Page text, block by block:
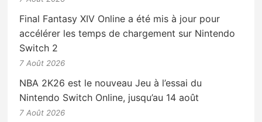
Final Fantasy XIV Online a été mis à jour pour
accélérer les temps de chargement sur Nintendo
Switch 2
7 Août 2026
NBA 2K26 est le nouveau Jeu à l’essai du
Nintendo Switch Online, jusqu’au 14 août
7 Août 2026